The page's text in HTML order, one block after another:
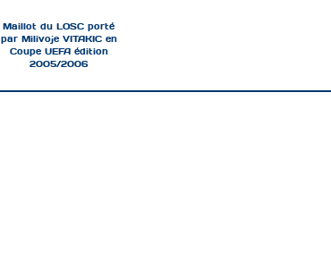
Maillot du LOSC porté
par Milivoje VITAKIC en
Coupe UEFA édition
2005/2006